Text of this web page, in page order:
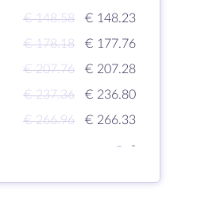
€ 148.58
€ 148.23
€ 178.18
€ 177.76
€ 207.76
€ 207.28
€ 237.36
€ 236.80
€ 266.96
€ 266.33
- -